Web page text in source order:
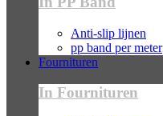
Anti-slip lijnen
pp band per meter
Fournituren
In Fournituren